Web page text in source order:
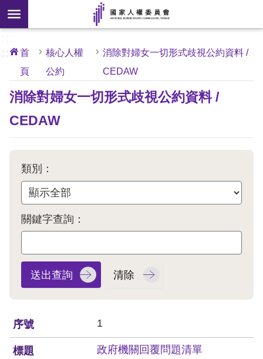
前往主要內容區塊
搜
尋
新
]
心
權
公
關
本
會
最
新
消
息
人
業
務
:::
首
頁
核心人權
公約
消除對婦女一切形式歧視公約資料 /
CEDAW
消除對婦女一切形式歧視公約資料 /
CEDAW
類別：
關鍵字查詢：
1
政府機關回覆問題清單